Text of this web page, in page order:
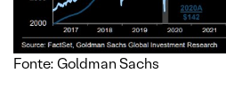
Fonte: Goldman Sachs